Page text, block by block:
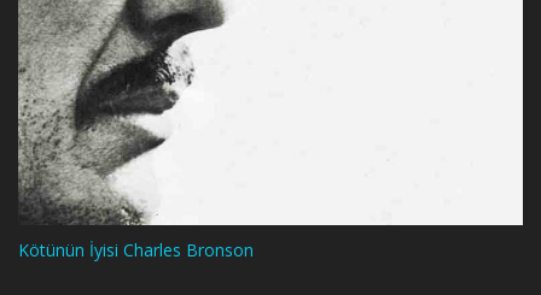
Kötünün İyisi Charles Bronson